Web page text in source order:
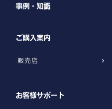
事例・知識
ご購入案内
販売店
お客様サポート